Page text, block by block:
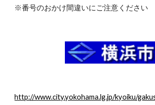
※番号のおかけ間違いにご注意ください
http://www.city.yokohama.lg.jp/kyoiku/